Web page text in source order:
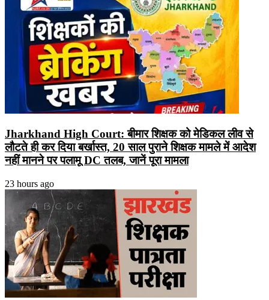
Jharkhand High Court: बीमार शिक्षक को मेडिकल लीव से
लौटते ही कर दिया बर्खास्त, 20 साल पुराने शिक्षक मामले में आदेश
नहीं मानने पर पलामू DC तलब, जानें पूरा मामला
23 hours ago